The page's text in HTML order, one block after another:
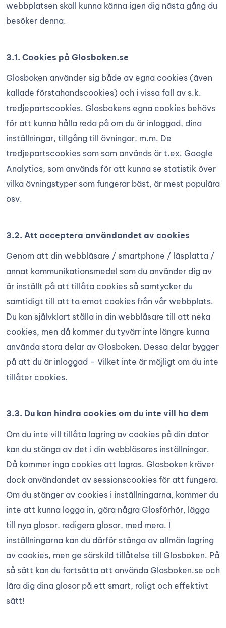
webbplatsen skall kunna känna igen dig nästa gång du
besöker denna.
3.1. Cookies på Glosboken.se
Glosboken använder sig både av egna cookies (även
kallade förstahandscookies) och i vissa fall av s.k.
tredjepartscookies. Glosbokens egna cookies behövs
för att kunna hålla reda på om du är inloggad, dina
inställningar, tillgång till övningar, m.m. De
tredjepartscookies som som används är t.ex. Google
Analytics, som används för att kunna se statistik över
vilka övningstyper som fungerar bäst, är mest populära
osv.
3.2. Att acceptera användandet av cookies
Genom att din webbläsare / smartphone / läsplatta /
annat kommunikationsmedel som du använder dig av
är inställt på att tillåta cookies så samtycker du
samtidigt till att ta emot cookies från vår webbplats.
Du kan självklart ställa in din webbläsare till att neka
cookies, men då kommer du tyvärr inte längre kunna
använda stora delar av Glosboken. Dessa delar bygger
på att du är inloggad – Vilket inte är möjligt om du inte
tillåter cookies.
3.3. Du kan hindra cookies om du inte vill ha dem
Om du inte vill tillåta lagring av cookies på din dator
kan du stänga av det i din webbläsares inställningar.
Då kommer inga cookies att lagras. Glosboken kräver
dock användandet av sessionscookies för att fungera.
Om du stänger av cookies i inställningarna, kommer du
inte att kunna logga in, göra några Glosförhör, lägga
till nya glosor, redigera glosor, med mera. I
inställningarna kan du därför stänga av allmän lagring
av cookies, men ge särskild tillåtelse till Glosboken. På
så sätt kan du fortsätta att använda Glosboken.se och
lära dig dina glosor på ett smart, roligt och effektivt
sätt!